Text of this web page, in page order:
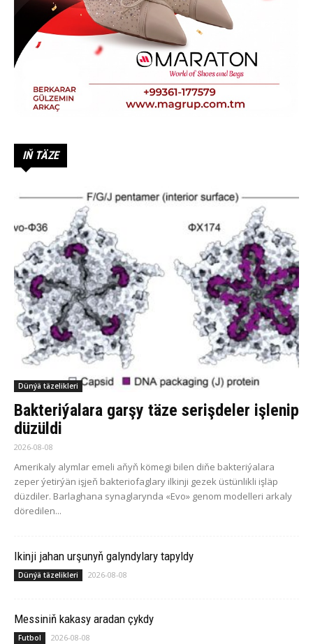
IŇ TÄZE
Dünýä täzelikleri
Bakteriýalara garşy täze serişdeler işlenip
düzüldi
2026-08-08
Amerikaly alymlar emeli aňyň kömegi bilen diňe bakteriýalara
zeper ýetirýän işjeň bakteriofaglary ilkinji gezek üstünlikli işläp
düzdiler. Barlaghana synaglarynda «Evo» genom modelleri arkaly
döredilen...
Ikinji jahan urşunyň galyndylary tapyldy
Dünýä täzelikleri 2026-08-08
Messiniň kakasy aradan çykdy
Futbol 2026-08-08